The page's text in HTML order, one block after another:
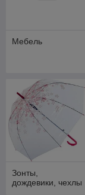
Мебель
Зонты,
дождевики, чехлы